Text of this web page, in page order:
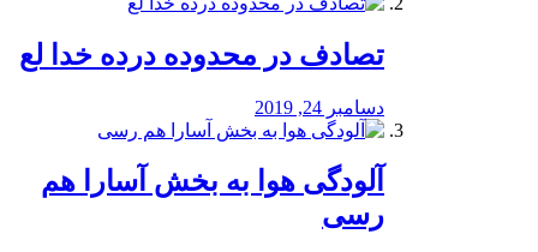
تصادف در محدوده درده خدا لع
دسامبر 24, 2019
آلودگی هوا به بخش آسارا هم
رسی